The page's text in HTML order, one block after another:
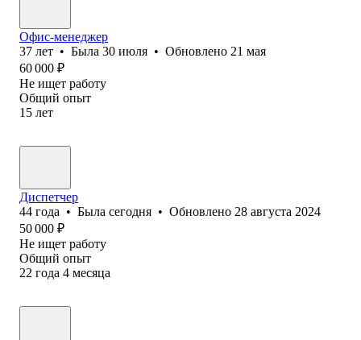
Офис-менеджер
37 лет • Была 30 июля • Обновлено 21 мая
60 000 ₽
Не ищет работу
Общий опыт
15 лет
Диспетчер
44 года • Была сегодня • Обновлено 28 августа 2024
50 000 ₽
Не ищет работу
Общий опыт
22 года 4 месяца